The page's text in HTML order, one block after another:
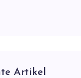
Artikel